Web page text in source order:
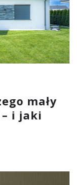
mały
i jaki